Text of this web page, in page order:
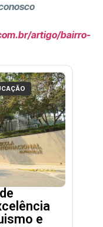
artigo/bairro-
e